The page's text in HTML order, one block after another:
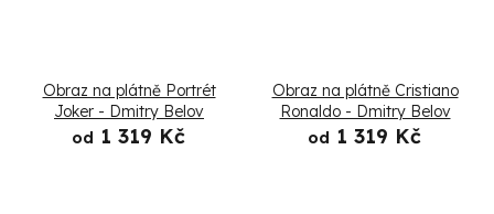
Obraz na plátně Portrét
Joker - Dmitry Belov
od 1 319 Kč
Obraz na plátně Cristiano
Ronaldo - Dmitry Belov
od 1 319 Kč